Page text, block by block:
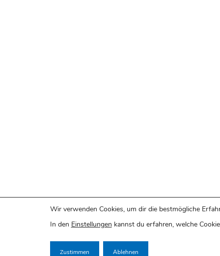
Wir verwenden Cookies, um dir die bestmögliche
In den Einstellungen kannst du erfahren, welche
Zustimmen Ablehnen